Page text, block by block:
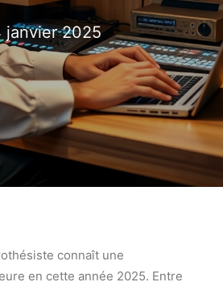
janvier 2025
connaît une
en cette année 2025. Entre